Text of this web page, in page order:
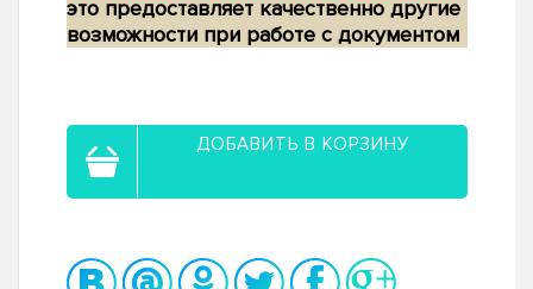
это предоставляет качественно другие
возможности при работе с документом
ДОБАВИТЬ В КОРЗИНУ